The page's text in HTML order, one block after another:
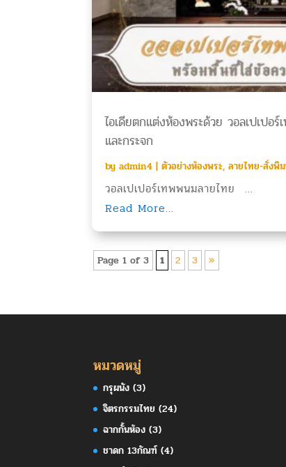
ไอเดียตกแต่งห้องพระด้วย วอลเปเปอ
และกระจก
by admin4 | ตัวอย่างห้องพระ, ลายไทย-สั่งพิ
วอลเปเปอร์เทพพนมลายไทย ...
Read More...
Page 1 of 3 1 2 3 »
หมวดหมู่
กรุผนัง (3)
จิตรกรรมไทย (24)
ฉากกั้นห้อง (3)
ชาดก 13กัณฑ์ (4)